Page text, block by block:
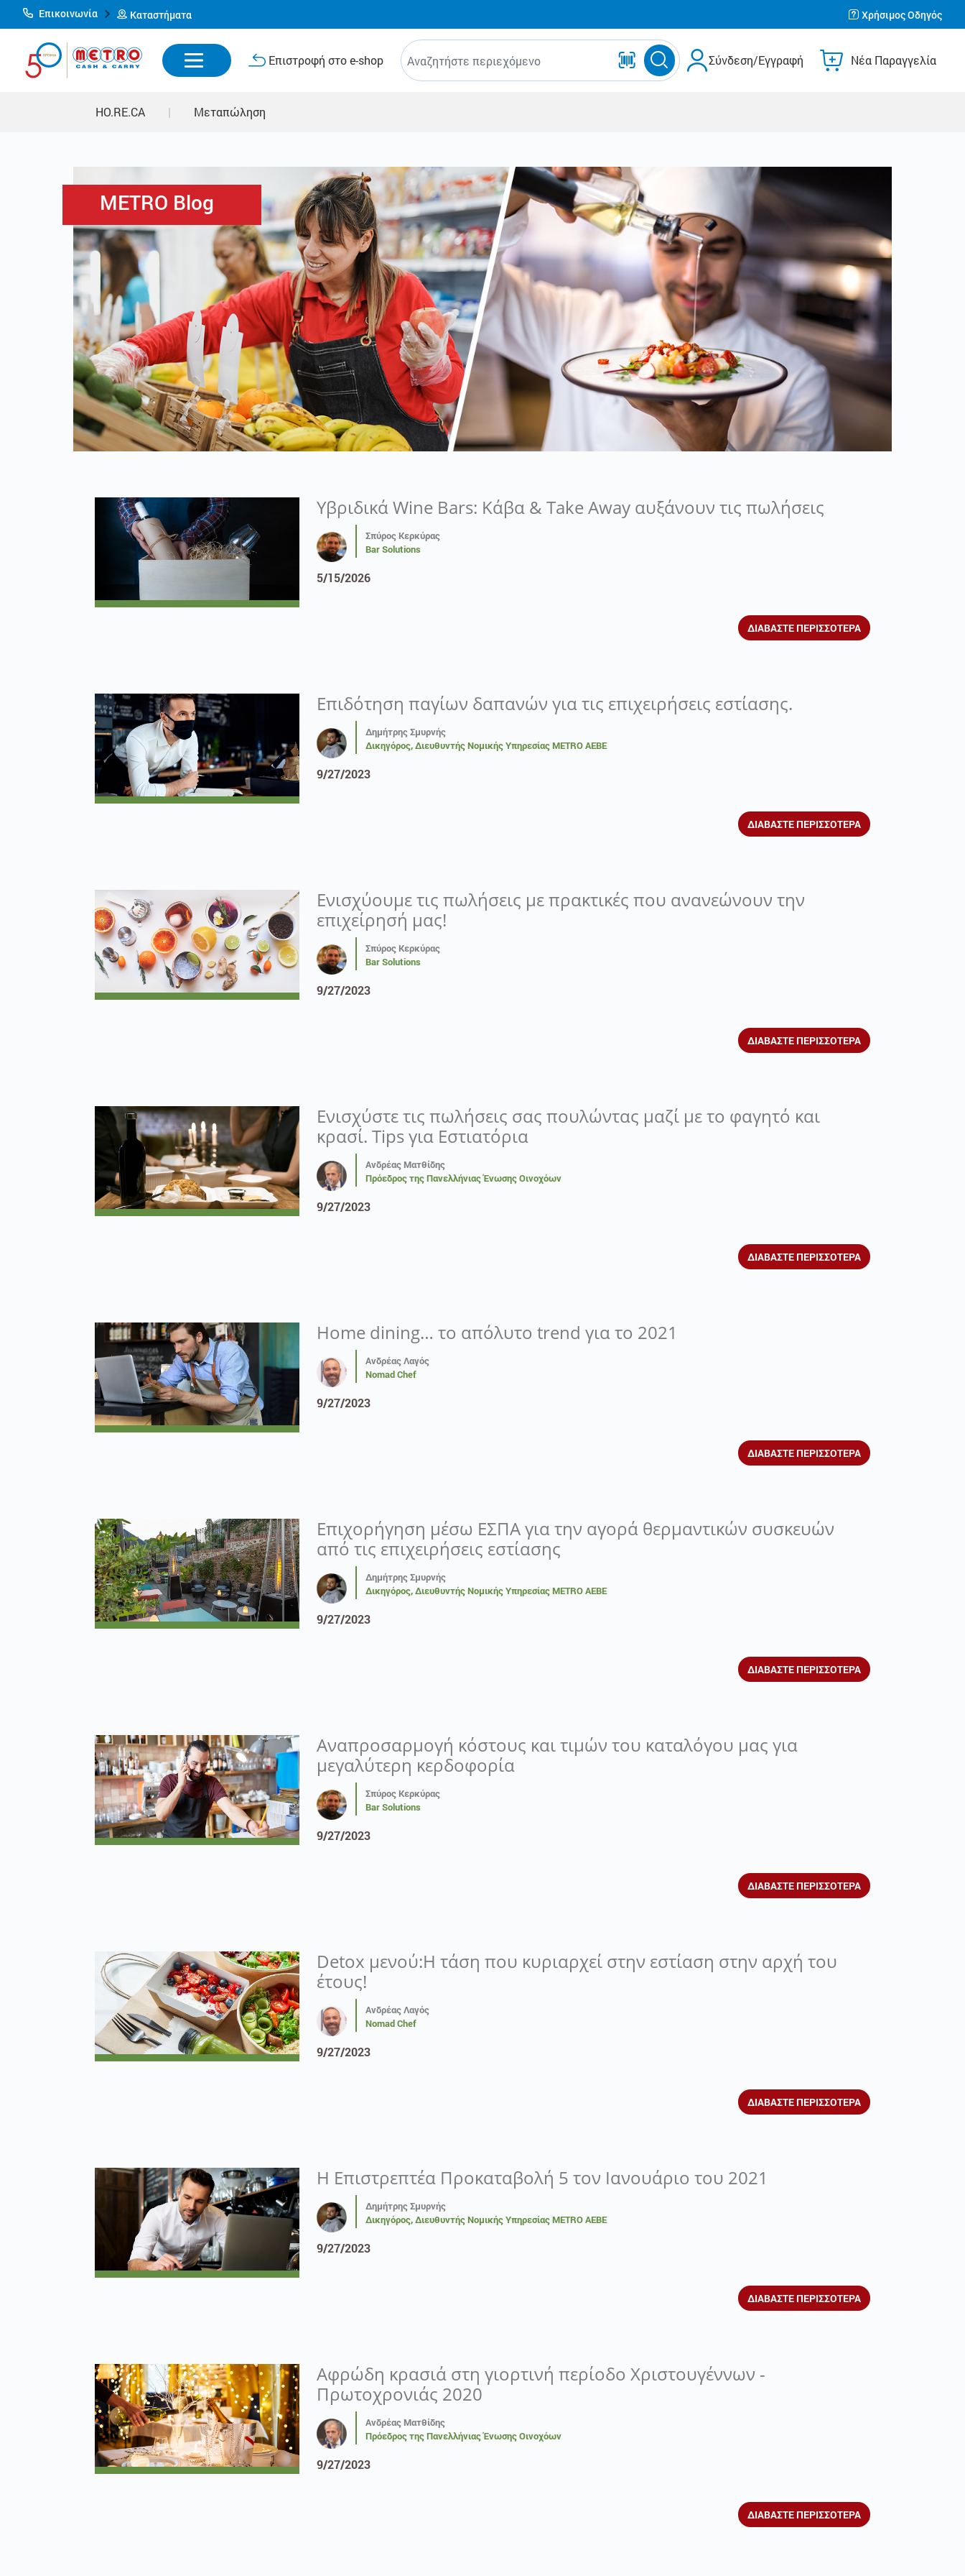
Επικοινωνία Καταστήματα Χρήσιμος Οδηγός
Επιστροφή στο e-shop Σύνδεση/Εγγραφή Νέα Παραγγελία
HO.RE.CA | Μεταπώληση
METRO Blog
Υβριδικά Wine Bars: Κάβα & Take Away αυξάνουν τις πωλήσεις
Σπύρος Κερκύρας
Bar Solutions
5/15/2026
ΔΙΑΒΑΣΤΕ ΠΕΡΙΣΣΟΤΕΡΑ
Επιδότηση παγίων δαπανών για τις επιχειρήσεις εστίασης.
Δημήτρης Σμυρνής
Δικηγόρος, Διευθυντής Νομικής Υπηρεσίας METRO AEBE
9/27/2023
ΔΙΑΒΑΣΤΕ ΠΕΡΙΣΣΟΤΕΡΑ
Ενισχύουμε τις πωλήσεις με πρακτικές που ανανεώνουν την
επιχείρησή μας!
Σπύρος Κερκύρας
Bar Solutions
9/27/2023
ΔΙΑΒΑΣΤΕ ΠΕΡΙΣΣΟΤΕΡΑ
Ενισχύστε τις πωλήσεις σας πουλώντας μαζί με το φαγητό και
κρασί. Tips για Εστιατόρια
Ανδρέας Ματθίδης
Πρόεδρος της Πανελλήνιας Ένωσης Οινοχόων
9/27/2023
ΔΙΑΒΑΣΤΕ ΠΕΡΙΣΣΟΤΕΡΑ
Home dining… το απόλυτο trend για το 2021
Ανδρέας Λαγός
Nomad Chef
9/27/2023
ΔΙΑΒΑΣΤΕ ΠΕΡΙΣΣΟΤΕΡΑ
Επιχορήγηση μέσω ΕΣΠΑ για την αγορά θερμαντικών συσκευών
από τις επιχειρήσεις εστίασης
Δημήτρης Σμυρνής
Δικηγόρος, Διευθυντής Νομικής Υπηρεσίας METRO AEBE
9/27/2023
ΔΙΑΒΑΣΤΕ ΠΕΡΙΣΣΟΤΕΡΑ
Αναπροσαρμογή κόστους και τιμών του καταλόγου μας για
μεγαλύτερη κερδοφορία
Σπύρος Κερκύρας
Bar Solutions
9/27/2023
ΔΙΑΒΑΣΤΕ ΠΕΡΙΣΣΟΤΕΡΑ
Detox μενού:H τάση που κυριαρχεί στην εστίαση στην αρχή του
έτους!
Ανδρέας Λαγός
Nomad Chef
9/27/2023
ΔΙΑΒΑΣΤΕ ΠΕΡΙΣΣΟΤΕΡΑ
Η Επιστρεπτέα Προκαταβολή 5 τον Ιανουάριο του 2021
Δημήτρης Σμυρνής
Δικηγόρος, Διευθυντής Νομικής Υπηρεσίας METRO AEBE
9/27/2023
ΔΙΑΒΑΣΤΕ ΠΕΡΙΣΣΟΤΕΡΑ
Αφρώδη κρασιά στη γιορτινή περίοδο Χριστουγέννων -
Πρωτοχρονιάς 2020
Ανδρέας Ματθίδης
Πρόεδρος της Πανελλήνιας Ένωσης Οινοχόων
9/27/2023
ΔΙΑΒΑΣΤΕ ΠΕΡΙΣΣΟΤΕΡΑ